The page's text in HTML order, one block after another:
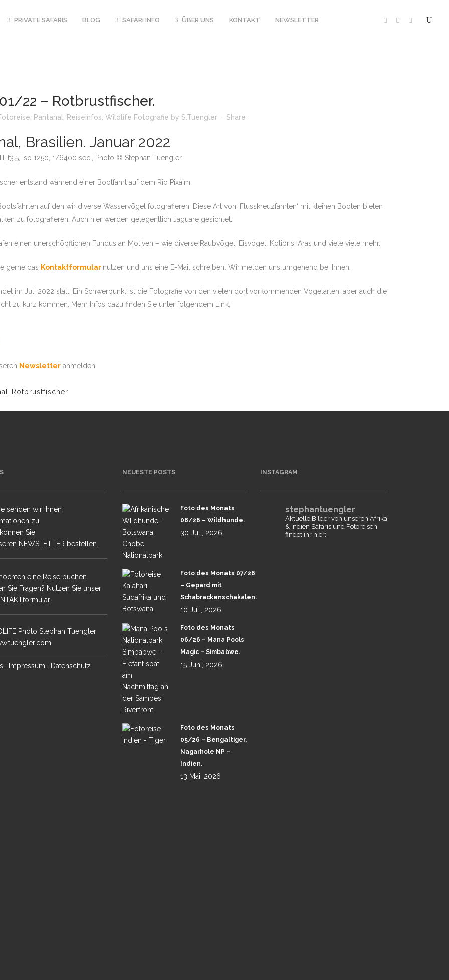
– 3 WOCHEN
SIMBABWE –
MAGISCHES MANA
BRASILIEN –
SAMBIA – SOUTH
KENIA – MASAI
TUENGLER
BOTSWANA –
SUEDAFRIKA –
BOTSWANA –
PRIV.
2-
LUANGWA
GROSSKATZEN
&
– TOUR 1 –
POOLS
MALA IN SABI
PRIVATE SAFARIS
SAMBIA – LUANGWA RIVER JOURNEYS
BLOG SAFARI INFO
BOTSWANA TIERSICHTUNGEN 2020
BOTSWANA TIERSICHTUNGEN 2019
BOTSWANA TIERSICHTUNGEN 2018
BOTSWANA TIERSICHTUNGEN 2017
FOTOSAFARI IN AFRIKA, TIPPS
ÜBER UNS
PHOTOEQUIPMENT
PHOTO LEIHEQUIPMENT
REISEVERSICHERUNG
PHOTO VERSICHERUNG
KONTAKT NEWSLETTER
22 – Rotbrustfischer.
Pantanal Reiseinfos Wildlife Fotografie by S.Tuengler Share
Brasilien. Januar 2022
f3.5, Iso 1250, 1/6400 sec., Photo © Stephan Tuengler
entstand während einer Bootfahrt auf dem Rio Pixaim.
auf den wir diverse Wasservögel fotografieren. Diese Art von ‚Flusskreuzfahrten‘ mit kleinen Booten bieten
zu fotografieren. Auch hier werden gelegentlich Jaguare gesichtet.
einen unerschöpflichen Fundus an Motiven – wie diverse Raubvögel, Eisvögel, Kolibris, Aras und viele viele mehr.
gerne das Kontaktformular nutzen und uns eine E-Mail schreiben. Wir melden uns umgehend bei Ihnen.
im Juli 2022 statt. Ein Schwerpunkt ist die Fotografie von den vielen dort vorkommenden Vogelarten, aber auch die
zu kurz kommen. Mehr Infos dazu finden Sie unter folgendem Link:
Newsletter anmelden!
Rotbrustfischer
senden wir Ihnen
zu.
Sie
NEWSLETTER bestellen.
eine Reise buchen.
Sie Fragen? Nutzen Sie unser
Photo Stephan Tuengler
Impressum Datenschutz
NEUESTE POSTS
Foto des Monats
08/26 – Wildhunde.
30 Juli, 2026
Foto des Monats 07/26
– Gepard mit
Schabrackenschakalen.
10 Juli, 2026
Foto des Monats
06/26 – Mana Pools
Magic – Simbabwe.
15 Juni, 2026
Foto des Monats
05/26 – Bengaltiger,
Nagarhole NP –
Indien.
13 Mai, 2026
INSTAGRAM
stephantuengler
Aktuelle Bilder von unseren Afrika
& Indien Safaris und Fotoreisen
findet ihr hier: